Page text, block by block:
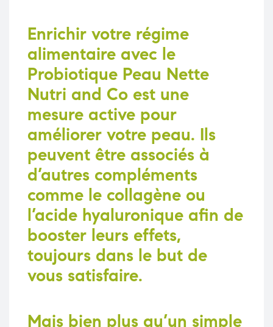
Enrichir votre régime
alimentaire avec le
Probiotique Peau Nette
Nutri and Co est une
mesure active pour
améliorer votre peau. Ils
peuvent être associés à
d’autres compléments
comme le collagène ou
l’acide hyaluronique afin de
booster leurs effets,
toujours dans le but de
vous satisfaire.
Mais bien plus qu’un simple